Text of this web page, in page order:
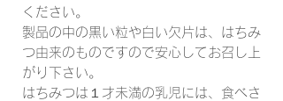
ください。
製品の中の黒い粒や白い欠片は、はちみ
つ由来のものですので安心してお召し上
がり下さい。
はちみつは１才未満の乳児には、食べさ